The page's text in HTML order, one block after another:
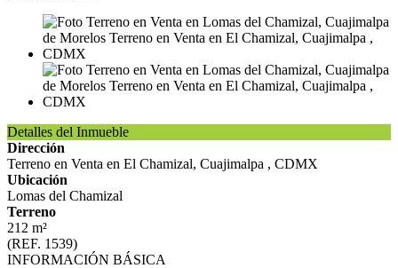
Detalles del Inmueble
Dirección
Terreno en Venta en El Chamizal, Cuajimalpa , CDMX
Ubicación
Lomas del Chamizal
Terreno
212 m²
(REF. 1539)
INFORMACIÓN BÁSICA